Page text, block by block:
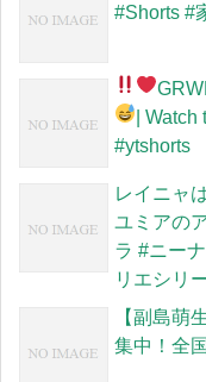
#Shorts #
|
#ytshorts
レイニャ
ユミアの
ラ #ニー
リエシリ
【副島萌
集中！全